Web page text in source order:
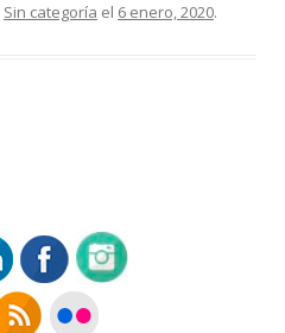
Sin categoría el 6 enero, 2020.